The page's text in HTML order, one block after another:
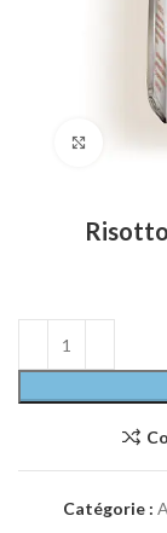
Catégorie :